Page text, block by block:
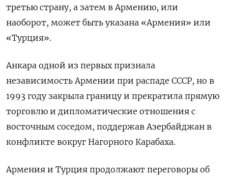
третью страну, а ‌затем в Армению, или
наоборот, ​может быть указана «Армения» или
«Турция».
Анкара одной ‌из первых признала
независимость Армении при распаде СССР, но в ​
1993 году ​закрыла ‌границу и прекратила прямую
торговлю и ​дипломатические отношения с
восточным соседом, поддержав Азербайджан в
конфликте вокруг Нагорного Карабаха.
Армения и Турция продолжают переговоры об